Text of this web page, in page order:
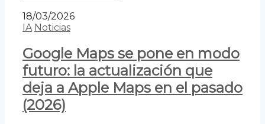
18/03/2026
IA Noticias
Google Maps se pone en modo
futuro: la actualización que
deja a Apple Maps en el pasado
(2026)